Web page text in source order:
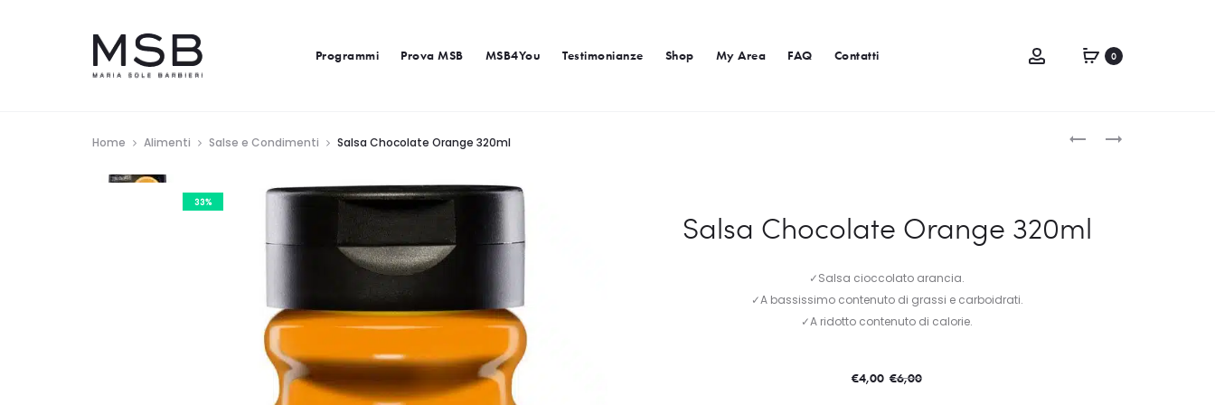
Programmi Prova MSB MSB4You Testimonianze Shop My Area FAQ Contatti 0
Home Alimenti Salse e Condimenti Salsa Chocolate Orange 320ml
33%
Salsa Chocolate Orange 320ml
✓Salsa cioccolato arancia.
✓A bassissimo contenuto di grassi e carboidrati.
✓A ridotto contenuto di calorie.
€6,00
€4,00